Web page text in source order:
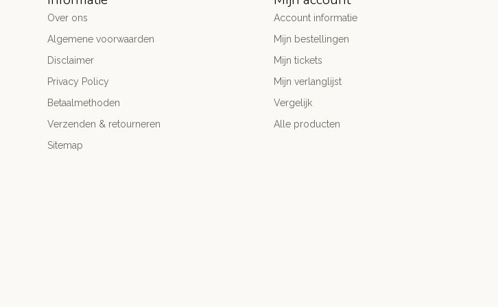
Over ons
Algemene voorwaarden
Disclaimer
Privacy Policy
Betaalmethoden
Verzenden & retourneren
Sitemap
Account informatie
Mijn bestellingen
Mijn tickets
Mijn verlanglijst
Vergelijk
Alle producten